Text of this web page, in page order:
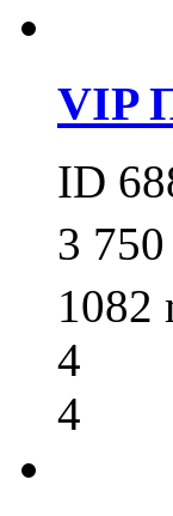
VIP
ID
3
1082
4
4